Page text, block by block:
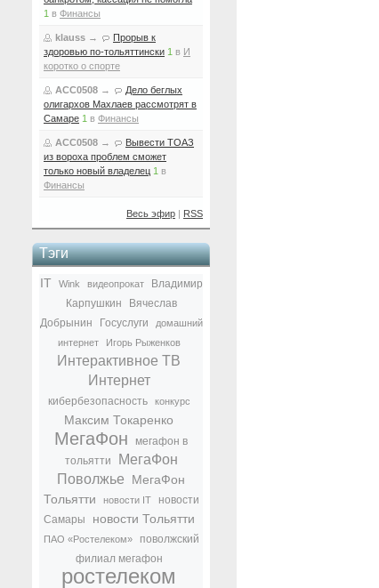
1 в Финансы
klauss →
Прорыв к
здоровью по-тольяттински 1 в И
коротко о спорте
ACC0508 →
Дело беглых
олигархов Махлаев рассмотрят в
Самаре 1 в Финансы
ACC0508 →
Вывести ТОАЗ
из вороха проблем сможет
только новый владелец 1 в
Финансы
Весь эфир | RSS
Тэги
IT Wink видеопрокат
Владимир
Карпушкин
Вячеслав
Добрынин
Госуслуги
домашний
интернет
Игорь Рыженков
Интерактивное ТВ
Интернет
кибербезопасность конкурс
Максим Токаренко
МегаФон
мегафон в
тольятти
МегаФон
Поволжье
МегаФон
Тольятти
новости IT
новости
Самары
новости Тольятти
ПАО «Ростелеком»
поволжский
филиал мегафон
ростелеком